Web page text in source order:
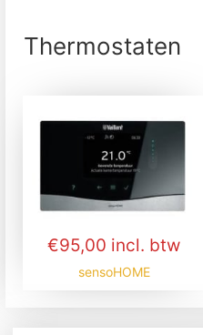
Thermostaten
€95,00 incl. btw
sensoHOME